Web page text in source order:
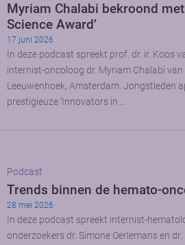
Myriam Chalabi bekroond
Science Award’
17 juni 2026
In deze podcast spreekt prof. dr. ir. Koos
internist-oncoloog dr. Myriam Chalabi
Leeuwenhoek, Amsterdam. Jongstleden
prestigieuze ‘Innovators in …
Podcast
Trends binnen de hemato-
28 mei 2026
In deze podcast spreekt internist-
onderzoekers dr. Simone Oerlemans en